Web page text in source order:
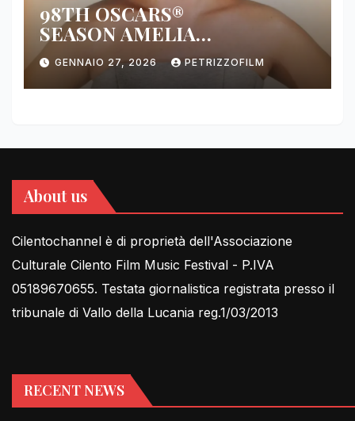
98TH OSCARS®
SEASON AMELIA
DIMOLDENBERG RETURNS
FOR THIRD YEAR
GENNAIO 27, 2026 PETRIZZOFILM
About us
Cilentochannel è di proprietà dell'Associazione
Culturale Cilento Film Music Festival - P.IVA
05189670655. Testata giornalistica registrata presso il
tribunale di Vallo della Lucania reg.1/03/2013
RECENT NEWS